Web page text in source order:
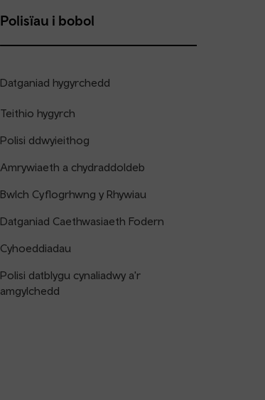
Polisïau i bobol
Datganiad hygyrchedd
Teithio hygyrch
Polisi ddwyieithog
Amrywiaeth a chydraddoldeb
Bwlch Cyflogrhwng y Rhywiau
Datganiad Caethwasiaeth Fodern
Cyhoeddiadau
Polisi datblygu cynaliadwy a'r
amgylchedd